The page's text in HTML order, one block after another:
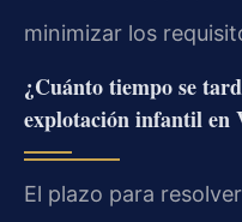
minimizar los
¿Cuánto tiempo se
explotación infantil en
El plazo para